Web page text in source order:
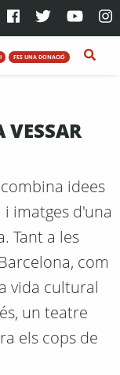
FES UNA DONACIÓ
VESSAR
idees
imatges d'una
Tant a les
com
vida cultural
un teatre
els cops de